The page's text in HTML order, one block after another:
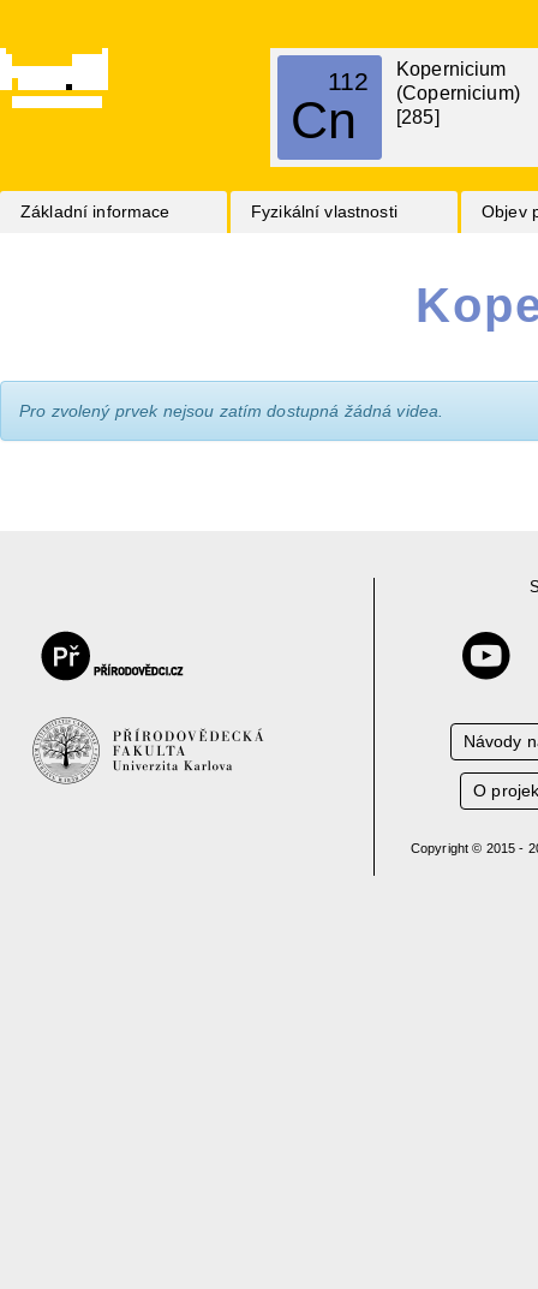
Cn
112
Kopernicium
(Copernicium)
[285]
Základní informace Fyzikální vlastnosti Objev
Pro zvolený prvek nejsou zatím dostupná žádná videa.
Návody
O
Copyright © 2015 -